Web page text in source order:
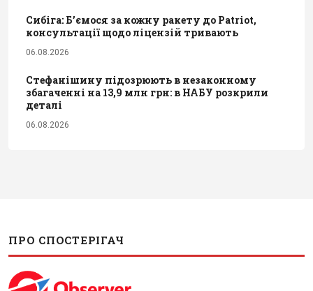
Сибіга: Б’ємося за кожну ракету до Patriot,
консультації щодо ліцензій тривають
06.08.2026
Стефанішину підозрюють в незаконному
збагаченні на 13,9 млн грн: в НАБУ розкрили
деталі
06.08.2026
ПРО СПОСТЕРІГАЧ